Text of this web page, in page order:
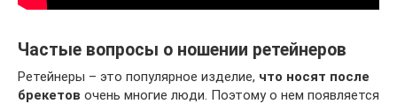
Частые вопросы о ношении ретейнеров
Ретейнеры – это популярное изделие, что носят после
брекетов очень многие люди. Поэтому о нем появляется